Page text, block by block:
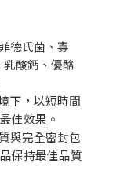
德氏菌、寡
酸鈣、優酪
下，以短時間
佳效果。
與完全密封包
保持最佳品質